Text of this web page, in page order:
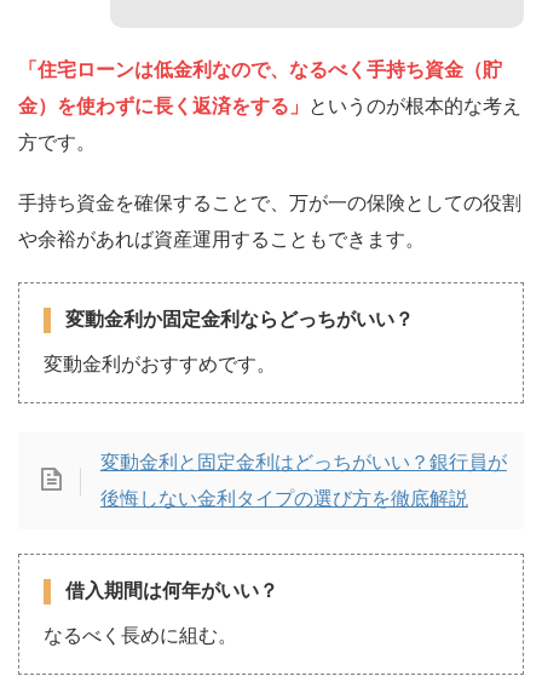
「住宅ローンは低金利なので、なるべく手持ち資金（貯
金）を使わずに長く返済をする」
というのが根本的な考え
方です。
手持ち資金を確保することで、万が一の保険としての役割
や余裕があれば資産運用することもできます。
変動金利か固定金利ならどっちがいい？
変動金利がおすすめです。
変動金利と固定金利はどっちがいい？銀行員が
後悔しない金利タイプの選び方を徹底解説
借入期間は何年がいい？
なるべく長めに組む。